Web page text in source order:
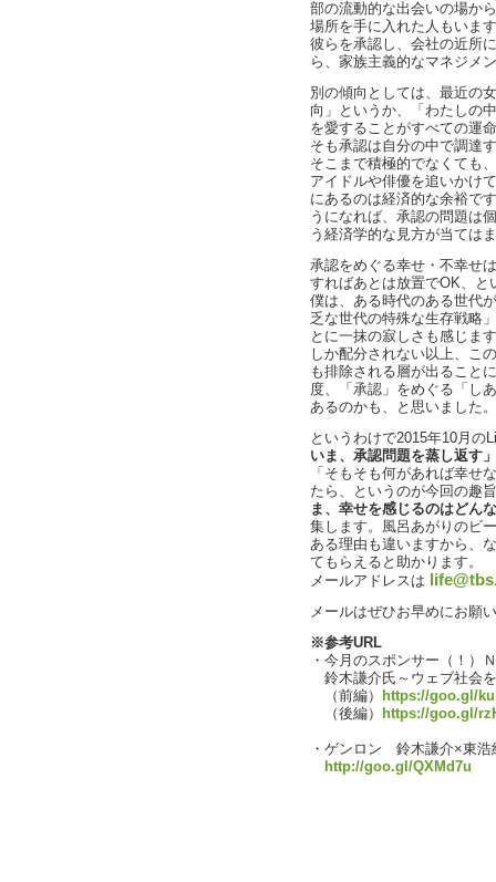
部の流動的な出会いの場か
場所を手に入れた人もいま
彼らを承認し、会社の近所
ら、家族主義的なマネジメ
別の傾向としては、最近の
向」というか、「わたしの
を愛することがすべての運
そも承認は自分の中で調達
そこまで積極的でなくても
アイドルや俳優を追いかけ
にあるのは経済的な余裕で
うになれば、承認の問題は
う経済学的な見方が当ては
承認をめぐる幸せ・不幸せ
すればあとは放置でOK、と
僕は、ある時代のある世代
乏な世代の特殊な生存戦略
とに一抹の寂しさも感じま
しか配分されない以上、こ
も排除される層が出ること
度、「承認」をめぐる「し
あるのかも、と思いました。
というわけで2015年10月の
いま、承認問題を蒸し返す」
「そもそも何があれば幸せ
たら、というのが今回の趣
ま、幸せを感じるのはどん
集します。風呂あがりのビ
ある理由も違いますから、
てもらえると助かります。
メールアドレスは
メールはぜひお早めにお願
※参考URL
・今月のスポンサー（！）
鈴木謙介氏～ウェブ社会
（前編）
https://goo.gl/
（後編）
https://goo.gl/
・ゲンロン 鈴木謙介×東
http://goo.gl/QXMd7u